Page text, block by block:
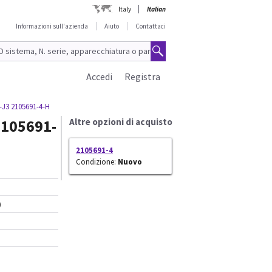
Italy
Italian
Informazioni sull'azienda
Aiuto Contattaci
Registra
Accedi
2105691-4-H
Altre opzioni di acquisto
2105691-4
Condizione: Nuovo